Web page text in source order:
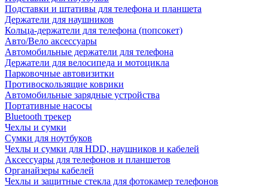
Подставки и штативы для телефона и планшета
Держатели для наушников
Кольца-держатели для телефона (попсокет)
Авто/Вело аксессуары
Автомобильные держатели для телефона
Держатели для велосипеда и мотоцикла
Парковочные автовизитки
Противоскользящие коврики
Автомобильные зарядные устройства
Портативные насосы
Bluetooth трекер
Чехлы и сумки
Сумки для ноутбуков
Чехлы и сумки для HDD, наушников и кабелей
Аксессуары для телефонов и планшетов
Органайзеры кабелей
Чехлы и защитные стекла для фотокамер телефонов